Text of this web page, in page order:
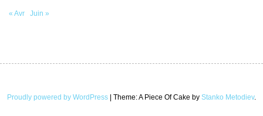
« Avr Juin »
Proudly powered by WordPress Theme: A Piece Of Cake by Stanko Metodiev.